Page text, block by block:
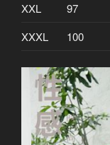
XXL
97
XXXL
100